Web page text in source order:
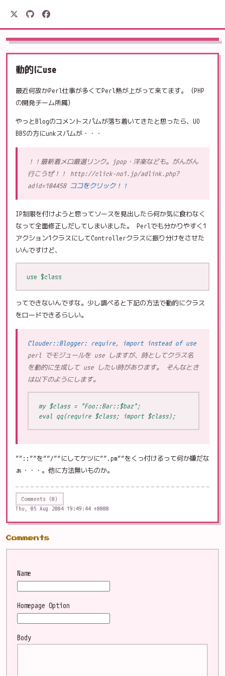
駒形電産
動的にuse
最近何故かPerl仕事が多くてPerl熱が上がって来てます。（PHP
の開発チーム所属）
やっとBlogのコメントスパムが落ち着いてきたと思ったら、UO
BBSの方にunkスパムが・・・
！！最新着メロ厳選リンク。jpop・洋楽なども。がんがん
行こうぜ！！ http://click-no1.jp/adlink.php?
adid=104458 ココをクリック！！
IP制限を付けようと思ってソースを見出したら何か気に食わなく
なって全面修正しだしてしまいました。 Perlでも分かりやすく1
アクション1クラスにしてControllerクラスに振り分けをさせた
いんですけど、
use $class
ってできないんですな。少し調べると下記の方法で動的にクラス
をロードできるらしい。
Clouder::Blogger: require, import instead of use
perl でモジュールを use しますが、時としてクラス名
を動的に生成して use したい時があります。 そんなとき
は以下のようにします。
my $class = "Foo::Bar::$baz";
eval qq(require $class; import $class);
””::”“を””/”“にしてケツに””.pm”“をくっ付けるって何か嫌だな
ぁ・・・。他に方法無いものか。
Comments (0)
Thu, 05 Aug 2004 19:49:44 +0000
Comments
Name
Homepage Option
Body